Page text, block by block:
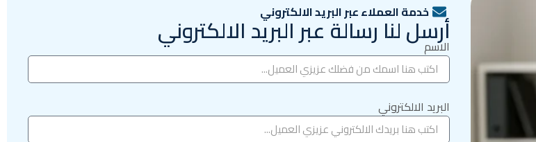
خدمة العملاء عبر البريد الالكتروني
أرسل لنا رسالة عبر البريد الالكتروني
الاسم
البريد الالكتروني